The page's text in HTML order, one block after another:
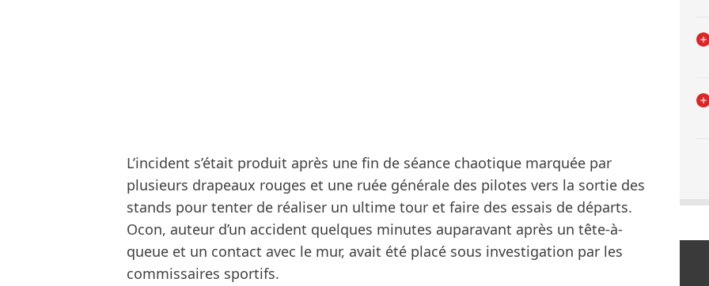
L’incident s’était produit après une fin de séance chaotique marquée par
plusieurs drapeaux rouges et une ruée générale des pilotes vers la sortie des
stands pour tenter de réaliser un ultime tour et faire des essais de départs.
Ocon, auteur d’un accident quelques minutes auparavant après un tête-à-
queue et un contact avec le mur, avait été placé sous investigation par les
commissaires sportifs.